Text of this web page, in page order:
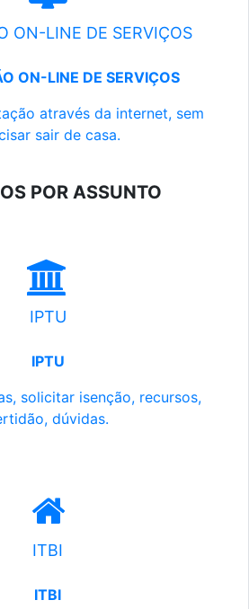
ON-LINE DE SERVIÇOS
ON-LINE DE SERVIÇOS
através da internet, sem
sair de casa.
POR ASSUNTO
IPTU
IPTU
solicitar isenção, recursos,
dúvidas.
ITBI
ITBI